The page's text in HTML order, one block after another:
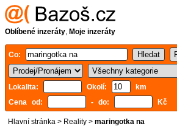
Oblíbené inzeráty, Moje inzeráty
Co:
Lokalita: Okolí:
km
Cena od:
- do: Kč
Hlavní stránka > Reality > maringotka na